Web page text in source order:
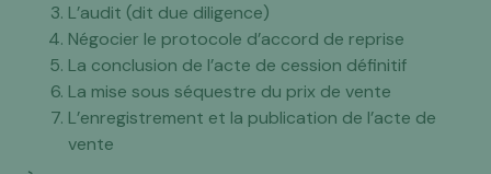
L’audit (dit due diligence)
Négocier le protocole d’accord de reprise
La conclusion de l’acte de cession définitif
La mise sous séquestre du prix de vente
L’enregistrement et la publication de l’acte de
vente